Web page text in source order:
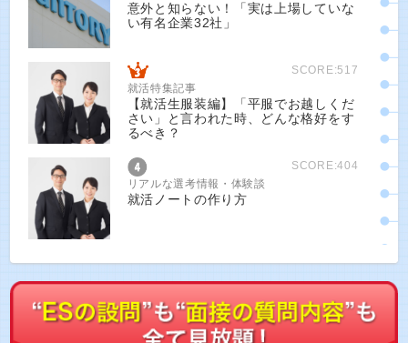
意外と知らない！「実は上場していな
い有名企業32社」
SCORE:517
就活特集記事
【就活生服装編】「平服でお越しくだ
さい」と言われた時、どんな格好をす
るべき？
SCORE:404
リアルな選考情報・体験談
就活ノートの作り方